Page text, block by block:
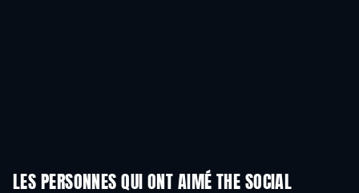
LES PERSONNES QUI ONT AIMÉ THE SOCIAL